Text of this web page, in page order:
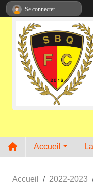
Accueil
Accueil 2022-2023
Se connecter
Panneau de gestion des